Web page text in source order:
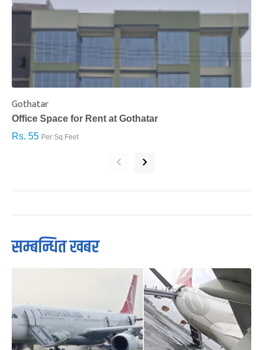
Gothatar
Office Space for Rent at Gothatar
Rs. 55 Per Sq.Feet
‹ ›
सम्बन्धित खबर